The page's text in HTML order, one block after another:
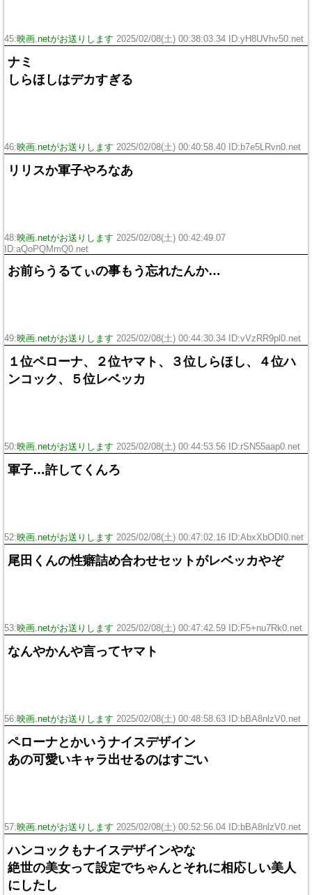
45:映画.netがお送りします 2025/02/08(土) 00:38:03.34 ID:yH8UVhv50.net
ナミ
しらほしはデカすぎる
46:映画.netがお送りします 2025/02/08(土) 00:40:58.40 ID:b7e5LRvn0.net
リリスか軍子やろなあ
48:映画.netがお送りします 2025/02/08(土) 00:42:49.07
ID:aQoPQMmQ0.net
お前らうるてぃの事もう忘れたんか…
49:映画.netがお送りします 2025/02/08(土) 00:44:30.34 ID:vVzRR9pl0.net
１位ペローナ、２位ヤマト、３位しらほし、４位ハ
ンコック、５位レベッカ
50:映画.netがお送りします 2025/02/08(土) 00:44:53.56 ID:rSN55aap0.net
軍子…許してくんろ
52:映画.netがお送りします 2025/02/08(土) 00:47:02.16 ID:AbxXbODI0.net
尾田くんの性癖詰め合わせセットがレベッカやぞ
53:映画.netがお送りします 2025/02/08(土) 00:47:42.59 ID:F5+nu7Rk0.net
なんやかんや言ってヤマト
56:映画.netがお送りします 2025/02/08(土) 00:48:58.63 ID:bBA8nlzV0.net
ペローナとかいうナイスデザイン
あの可愛いキャラ出せるのはすごい
57:映画.netがお送りします 2025/02/08(土) 00:52:56.04 ID:bBA8nlzV0.net
ハンコックもナイスデザインやな
絶世の美女って設定でちゃんとそれに相応しい美人
にしたし